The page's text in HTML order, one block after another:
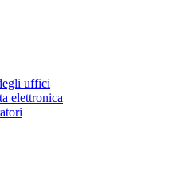
uffici
elettronica